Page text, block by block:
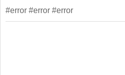
#error #error #error